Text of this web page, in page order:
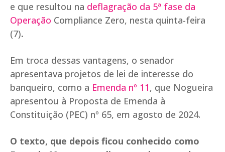
e que resultou na deflagração da 5ª fase da
Operação Compliance Zero, nesta quinta-feira
(7).
Em troca dessas vantagens, o senador
apresentava projetos de lei de interesse do
banqueiro, como a Emenda nº 11, que Nogueira
apresentou à Proposta de Emenda à
Constituição (PEC) nº 65, em agosto de 2024.
O texto, que depois ficou conhecido como